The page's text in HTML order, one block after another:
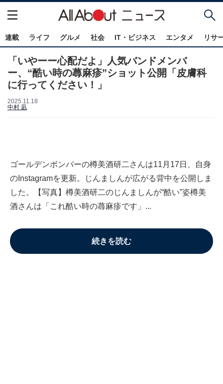
連載 ライフ グルメ 社会 IT・ビジネス エンタメ リサ
「いやーー心配だよ」人気バンドメンバ
ー、“酷い時の蕁麻疹”ショット公開「皮膚科
に行ってください！」
2025.11.18
中村 凪
ゴールデンボンバーの樽美酒研二さんは11月17日、自身
のInstagramを更新。じんましんが広がる背中を公開しま
した。【写真】樽美酒研二のじんましんが“酷い”姿樽美
酒さんは「これ酷い時の蕁麻疹です」...
続きを読む